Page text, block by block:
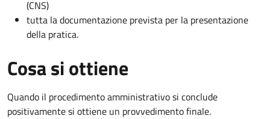
(CNS)
tutta la documentazione prevista per la presentazione
della pratica.
Cosa si ottiene
Quando il procedimento amministrativo si conclude
positivamente si ottiene un provvedimento finale.